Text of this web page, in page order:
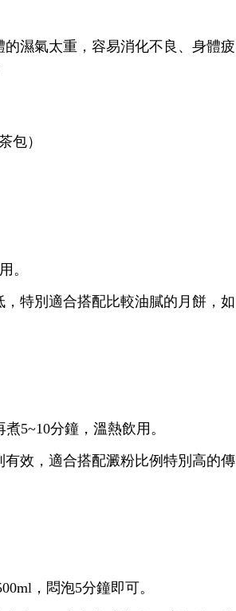
濕氣太重，容易消化不良、身體疲
包）
。
特別適合搭配比較油膩的月餅，如
5~10分鐘，溫熱飲用。
效，適合搭配澱粉比例特別高的傳
，悶泡5分鐘即可。